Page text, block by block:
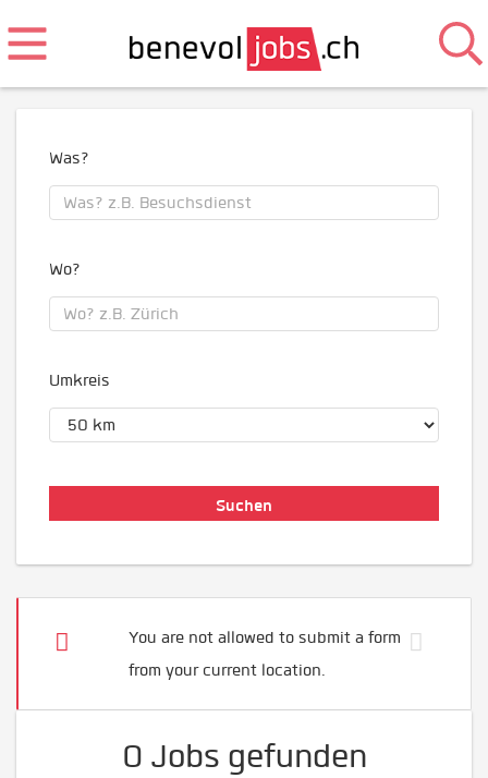
Was?
Wo?
Umkreis
You are not allowed to submit a form
from your current location.
0 Jobs gefunden